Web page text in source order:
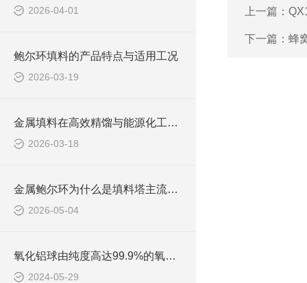
2026-04-01
鲍尔环填料的产品特点与适用工况
2026-03-19
金属填料在高效精馏与能源化工中的应用
2026-03-18
金属鲍尔环为什么是填料塔主流填料
2026-05-04
氧化铝球由纯度高达99.9%的氧化铝制成
2024-05-29
上一篇：
下一篇： 蜂